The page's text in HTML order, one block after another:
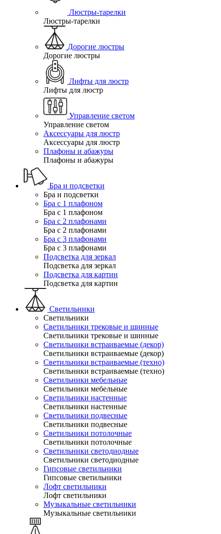
Люстры-тарелки
Люстры-тарелки
Дорогие люстры
Дорогие люстры
Лифты для люстр
Лифты для люстр
Управление светом
Управление светом
Аксессуары для люстр
Аксессуары для люстр
Плафоны и абажуры
Плафоны и абажуры
Бра и подсветки
Бра и подсветки
Бра с 1 плафоном
Бра с 1 плафоном
Бра с 2 плафонами
Бра с 2 плафонами
Бра с 3 плафонами
Бра с 3 плафонами
Подсветка для зеркал
Подсветка для зеркал
Подсветка для картин
Подсветка для картин
Светильники
Светильники
Светильники трековые и шинные
Светильники трековые и шинные
Светильники встраиваемые (декор)
Светильники встраиваемые (декор)
Светильники встраиваемые (техно)
Светильники встраиваемые (техно)
Светильники мебельные
Светильники мебельные
Светильники настенные
Светильники настенные
Светильники подвесные
Светильники подвесные
Светильники потолочные
Светильники потолочные
Светильники светодиодные
Светильники светодиодные
Гипсовые светильники
Гипсовые светильники
Лофт светильники
Лофт светильники
Музыкальные светильники
Музыкальные светильники